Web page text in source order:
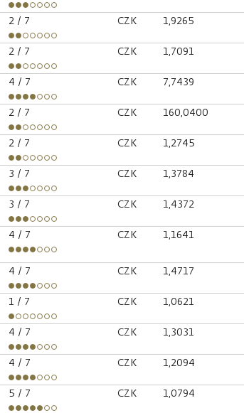
2 / 7 CZK 1,9265
2 / 7 CZK 1,7091
4 / 7 CZK 7,7439
2 / 7 CZK 160,0400
2 / 7 CZK 1,2745
3 / 7 CZK 1,3784
3 / 7 CZK 1,4372
4 / 7 CZK 1,1641
4 / 7 CZK 1,4717
1 / 7 CZK 1,0621
4 / 7 CZK 1,3031
4 / 7 CZK 1,2094
5 / 7 CZK 1,0794